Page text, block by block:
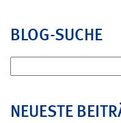
BLOG-SUCHE
nach:
NEUESTE